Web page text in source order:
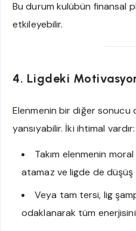
Bu durum kulübün finansal
etkileyebilir.
4. Ligdeki
Elenmenin bir diğer sonucu
yansıyabilir. İki ihtimal vardır:
Takım elenmenin
atamaz ve ligde de düşüş
Veya tam tersi, lig
odaklanarak tüm